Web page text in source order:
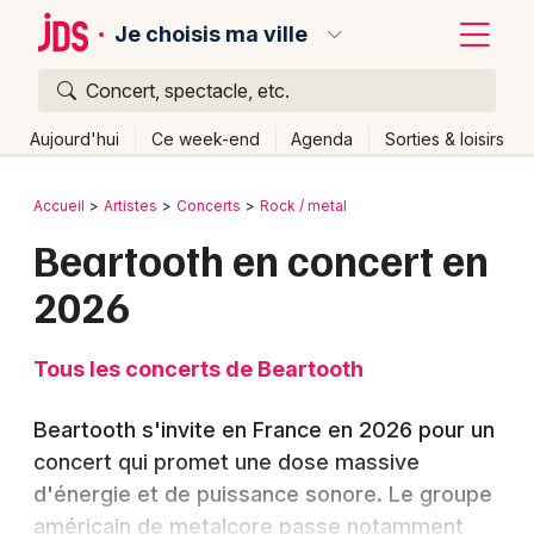
Je choisis ma ville
Concert, spectacle, etc.
Aujourd'hui Ce week-end Agenda Sorties & loisirs
Publier un événement
Manifestations
Foires & salons
Bordeaux
Colmar
Mulhouse
Retour
Accueil Artistes Concerts Rock / metal
Beartooth en concert en
2026
Tous les concerts de Beartooth
Beartooth s'invite en France en 2026 pour un
concert qui promet une dose massive
d'énergie et de puissance sonore. Le groupe
américain de metalcore passe notamment
Quoi ?
Où ?
Quand ?
Aujourd'hui